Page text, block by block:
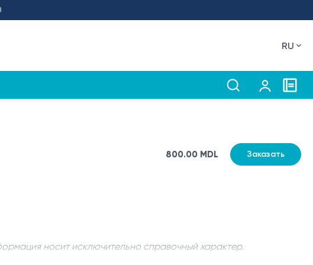
RU
800.00 MDL Заказать
носит исключительно справочный характер.